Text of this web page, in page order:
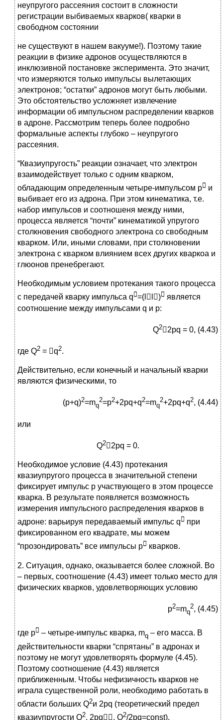
неупругого рассеяния состоит в сложности
регистрации выбиваемых кварков( кварки в
свободном состоянии
не существуют в нашем вакууме!). Поэтому такие
реакции в физике адронов осуществляются в
инклюзивной постановке эксперимента. Это значит,
что измеряются только импульсы вылетающих
электронов; “остатки” адронов могут быть любыми.
Это обстоятельство усложняет извлечение
информации об импульсном распределении кварков
в адроне. Рассмотрим теперь более подробно
формальные аспекты глубоко – неупругого
рассеяния.
“Квазиупругость” реакции означает, что электрон
взаимодействует только с одним кварком,
обладающим определенным четыре-импульсом p и
выбивает его из адрона. При этом кинематика, т.е.
набор импульсов и соотношеня между ними,
процесса является “почти” кинематикой упругого
столкновения свободного электрона со свободным
кварком. Или, иными словами, при столкновении
электрона с кварком влиянием всех других кваркоа и
глюонов пренебрегают.
Необходимым условием протекания такого процесса
с передачей кварку импульса q =(ll) является
соотношение между импульсами q и р:
Q22pq = 0, (4.43)
где Q2 = q2.
Действительно, если конечный и начальный кварки
являются физическими, то
(p+q)2=mq
2=p2+2pq+q2=mq
2+2pq+q2, (4.44)
или
Q22pq = 0.
Необходимое условие (4.43) протекания
квазиупругого процесса в значительной степени
фиксирует импульс р участвующего в этом процессе
кварка. В результате появляется возможность
измерения импульсного распределения кварков в
адроне: варьируя передаваемый импульс q  при
фиксированном его квадрате, мы можем
“прозондировать” все импульсы p кварков.
2. Ситуация, однако, оказывается более сложной. Во
– первых, соотношение (4.43) имеет только место для
физических кварков, удовлетворяющих условию
p2=mq
2, (4.45)
где p – четыре-импульс кварка, mq – его масса. В
действительности кварки “спрятаны” в адронах и
поэтому не могут удовлетворять формуле (4.45).
Поэтому соотношение (4.43) является
приближенным. Чтобы нефизичность кварков не
играла существенной роли, необходимо работать в
области больших Q2и 2pq (теоретический предел
квазиупругости Q2, 2pq, Q2/2pq=const).